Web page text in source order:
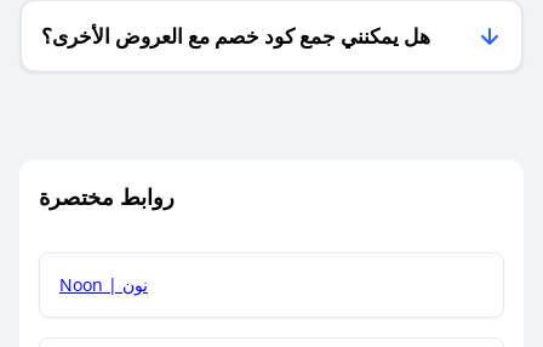
هل يمكنني جمع كود خصم مع العروض الأخرى؟
روابط مختصرة
Noon | نون